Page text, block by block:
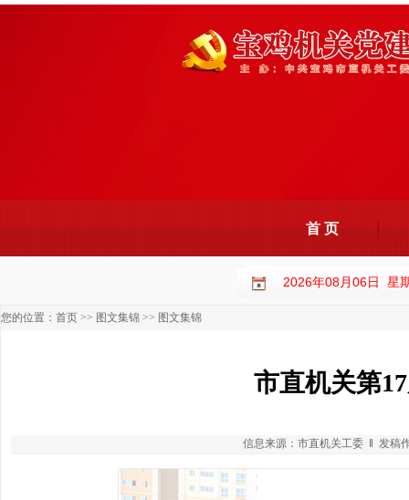
首 页
2026年08月06日 星
您的位置： 首页 >> 图文集锦 >> 图文集锦
市直机关第
信息来源：市直机关工委 ‖ 发